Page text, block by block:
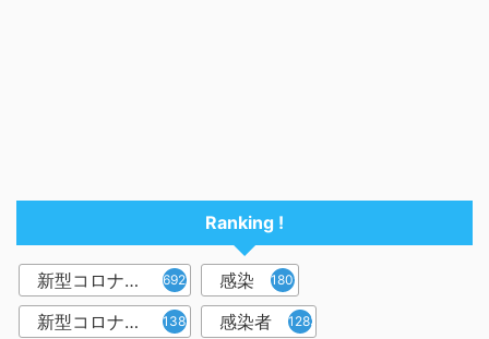
Ranking !
新型コロナウイルス 6921 感染 1809
新型コロナウィルス 1382 感染者 1283